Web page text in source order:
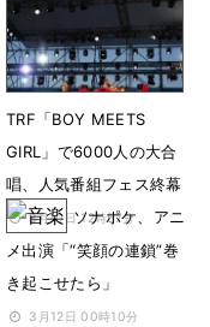
TRF「BOY MEETS
GIRL」で6000人の大合
唱、人気番組フェス終幕
8月10日 12時57分
ソナポケ、アニ
メ出演「“笑顔の連鎖”巻
き起こせたら」
3月12日 00時10分